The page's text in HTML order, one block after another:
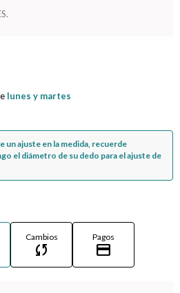
lunes y martes
un ajuste en la medida, recuerde
el diámetro de su dedo para el ajuste de
Cambios
sync
Pagos
credit_card